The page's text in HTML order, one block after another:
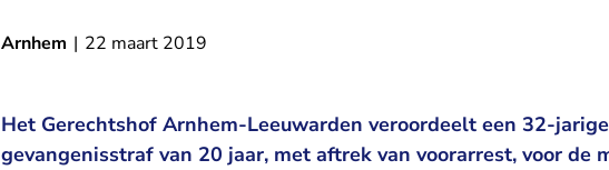
Arnhem | 22 maart 2019
Het Gerechtshof Arnhem-Leeuwarden veroordeelt een 32-
gevangenisstraf van 20 jaar, met aftrek van voorarrest, voor de